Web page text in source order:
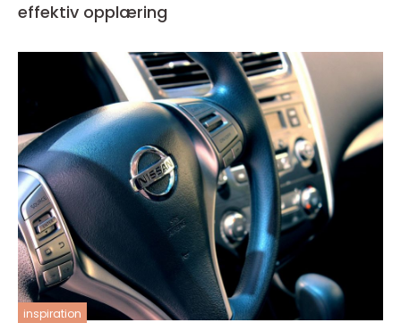
effektiv opplæring
inspiration